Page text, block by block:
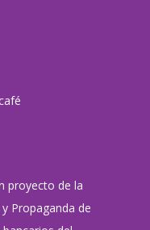
proyecto de la
Propaganda de